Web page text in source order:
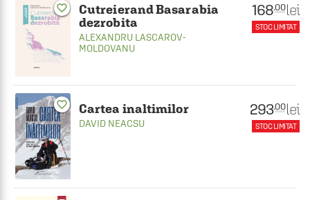
favorite_border
Cutreierand Basarabia
dezrobita
ALEXANDRU LASCAROV-
MOLDOVANU
168.00 lei
STOC LIMITAT
favorite_border Cartea inaltimilor
DAVID NEACSU
293.00 lei
STOC LIMITAT